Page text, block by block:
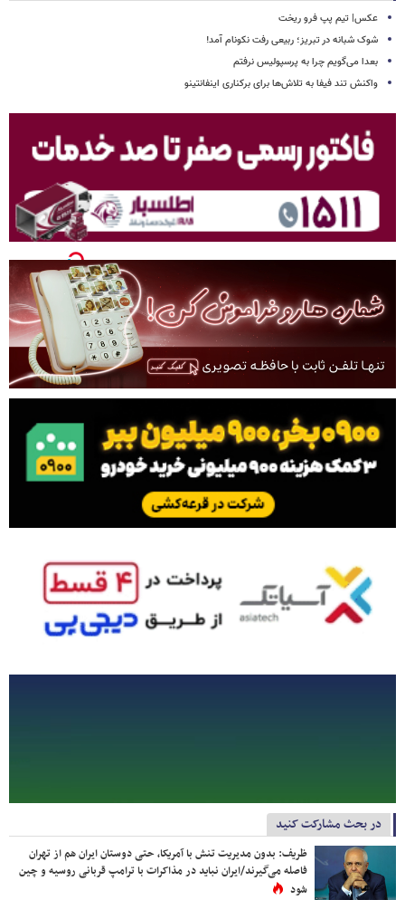
عکس| تیم پپ فرو ریخت
شوک شبانه در تبریز؛ ربیعی رفت نکونام آمد!
بعدا می‌گویم چرا به پرسپولیس نرفتم
واکنش تند فیفا به تلاش‌ها برای برکناری اینفانتینو
در بحث مشارکت کنید
ظریف: بدون مدیریت تنش با آمریکا، حتی دوستان ایران هم از تهران
فاصله می‌گیرند/ایران نباید در مذاکرات با ترامپ قربانی روسیه و چین
شود